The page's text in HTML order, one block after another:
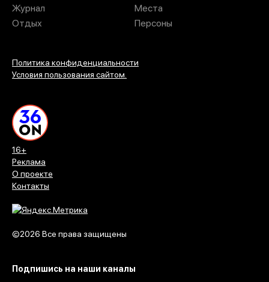
16+
Реклама
О проекте
Контакты
©2026 Все права защищены
Журнал
Отдых
Места
Персоны
Политика конфиденциальности
Условия пользования сайтом.
Подпишись на наши каналы